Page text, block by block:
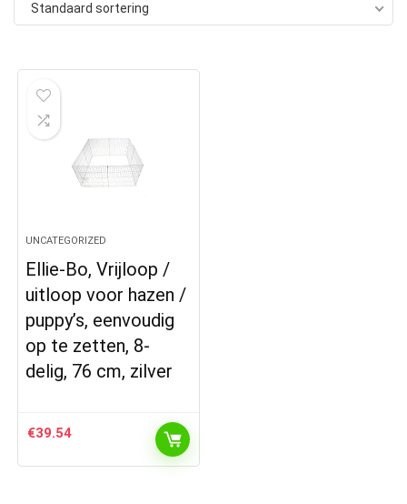
Standaard sortering
UNCATEGORIZED
Ellie-Bo, Vrijloop /
uitloop voor hazen /
puppy’s, eenvoudig
op te zetten, 8-
delig, 76 cm, zilver
€39.54